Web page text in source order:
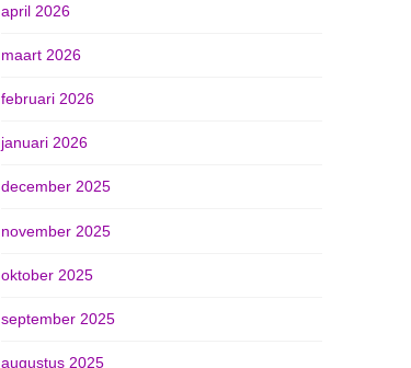
april 2026
maart 2026
februari 2026
januari 2026
december 2025
november 2025
oktober 2025
september 2025
augustus 2025